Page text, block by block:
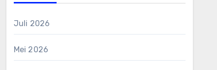
Juli 2026
Mei 2026